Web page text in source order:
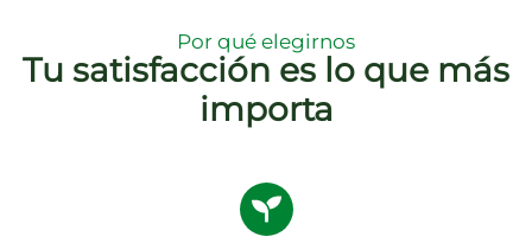
Por qué elegirnos
Tu satisfacción es lo que más
importa